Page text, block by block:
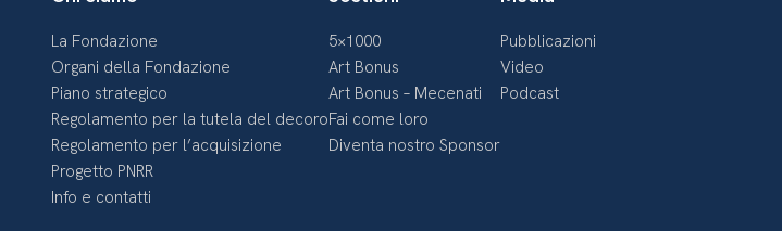
La Fondazione
Organi della Fondazione
Piano strategico
Regolamento per la tutela del decoro
Regolamento per l’acquisizione
Progetto PNRR
Info e contatti
5×1000
Art Bonus
Art Bonus – Mecenati
Fai come loro
Diventa nostro Sponsor
Pubblicazioni
Video
Podcast